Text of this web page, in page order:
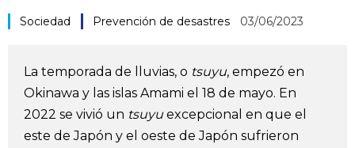
Vida
Guía de Japón
Vídeos e imágenes
Sociedad Prevención de desastres 03/06/2023
La temporada de lluvias, o tsuyu, empezó en
Okinawa y las islas Amami el 18 de mayo. En
2022 se vivió un tsuyuexcepcional en que el
este de Japón y el oeste de Japón sufrieron